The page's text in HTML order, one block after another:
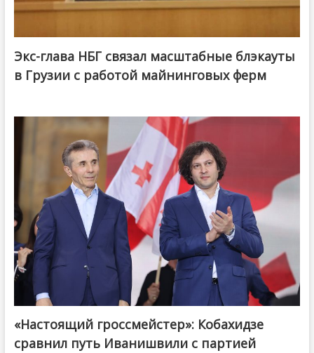
Экс-глава НБГ связал масштабные блэкауты
в Грузии с работой майнинговых ферм
@ქართული ოცნება / Georgian Dream
«Настоящий гроссмейстер»: Кобахидзе
сравнил путь Иванишвили с партией